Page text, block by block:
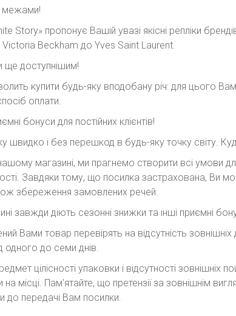
межами!
Story» пропонує Вашій увазі якісні репліки
Victoria Beckham до Yves Saint Laurent.
ще доступнішим!
купити будь-яку вподобану річ: для цього
оплати.
бонуси для постійних клієнтів!
і без перешкод в будь-яку точку світу.
магазині, ми прагнемо створити всі умови
Завдяки тому, що посилка застрахована, Ви
збереження замовлених речей.
завжди діють сезонні знижки та інші приємні
Вами товар перевірять на відсутність
одного до семи днів.
цілісності упаковки і відсутності зовнішніх
місці. Пам'ятайте, що претензії за зовнішнім
до передачі Вам посилки.